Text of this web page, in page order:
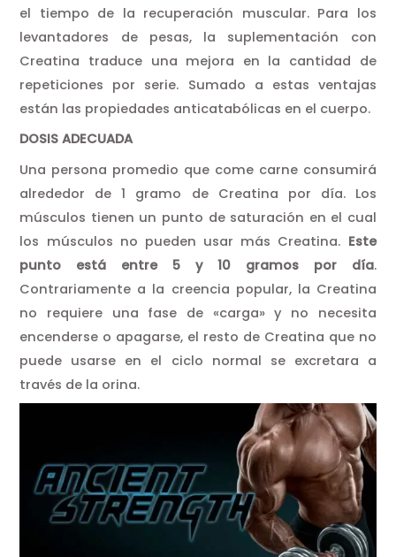
el tiempo de la recuperación muscular. Para los
levantadores de pesas, la suplementación con
Creatina traduce una mejora en la cantidad de
repeticiones por serie. Sumado a estas ventajas
están las propiedades anticatabólicas en el cuerpo.
DOSIS ADECUADA
Una persona promedio que come carne consumirá
alrededor de 1 gramo de Creatina por día. Los
músculos tienen un punto de saturación en el cual
los músculos no pueden usar más Creatina. Este
punto está entre 5 y 10 gramos por día.
Contrariamente a la creencia popular, la Creatina
no requiere una fase de «carga» y no necesita
encenderse o apagarse, el resto de Creatina que no
puede usarse en el ciclo normal se excretara a
través de la orina.